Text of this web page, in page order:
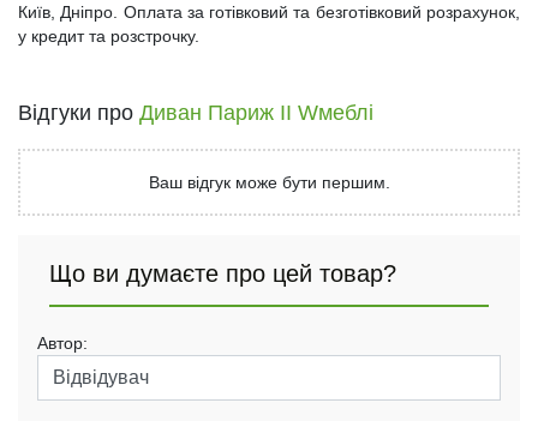
Київ, Дніпро. Оплата за готівковий та безготівковий розрахунок,
у кредит та розстрочку.
Відгуки про Диван Париж II Wмеблі
Ваш відгук може бути першим.
Що ви думаєте про цей товар?
Автор: